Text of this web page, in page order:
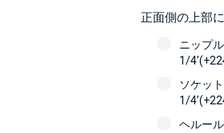
正面側の上部
ニップル
1/
ソケット
1/
ヘルール